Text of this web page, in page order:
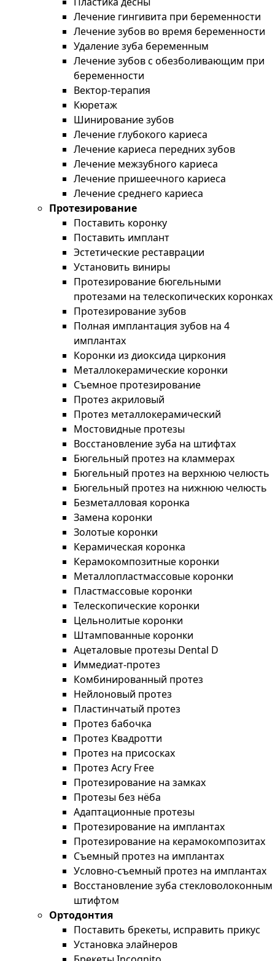
Лечение гингивита при беременности
Лечение зубов во время беременности
Удаление зуба беременным
Лечение зубов с обезболивающим при
беременности
Вектор-терапия
Кюретаж
Шинирование зубов
Лечение глубокого кариеса
Лечение кариеса передних зубов
Лечение межзубного кариеса
Лечение пришеечного кариеса
Лечение среднего кариеса
Протезирование
Поставить коронку
Поставить имплант
Эстетические реставрации
Установить виниры
Протезирование бюгельными
протезами на телескопических коронках
Протезирование зубов
Полная имплантация зубов на 4
имплантах
Коронки из диоксида циркония
Металлокерамические коронки
Съемное протезирование
Протез акриловый
Протез металлокерамический
Мостовидные протезы
Восстановление зуба на штифтах
Бюгельный протез на кламмерах
Бюгельный протез на верхнюю челюсть
Бюгельный протез на нижнюю челюсть
Безметалловая коронка
Замена коронки
Золотые коронки
Керамическая коронка
Керамокомпозитные коронки
Металлопластмассовые коронки
Пластмассовые коронки
Телескопические коронки
Цельнолитые коронки
Штампованные коронки
Ацеталовые протезы Dental D
Иммедиат-протез
Комбинированный протез
Нейлоновый протез
Пластинчатый протез
Протез бабочка
Протез Квадротти
Протез на присосках
Протез Acry Free
Протезирование на замках
Протезы без нёба
Адаптационные протезы
Протезирование на имплантах
Протезирование на керамокомпозитах
Съемный протез на имплантах
Условно-съемный протез на имплантах
Восстановление зуба стекловолоконным
штифтом
Ортодонтия
Поставить брекеты, исправить прикус
Установка элайнеров